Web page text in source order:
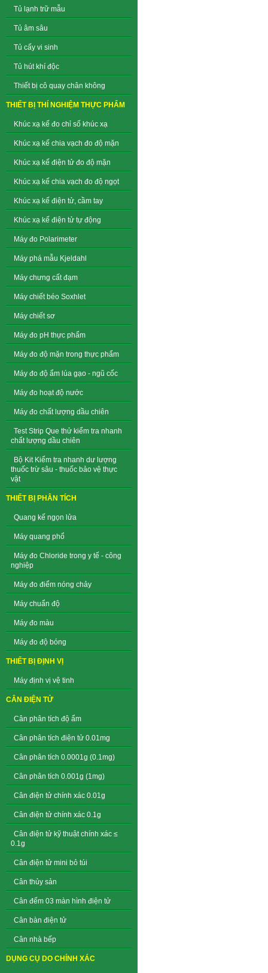
Tủ lạnh trữ mẫu
Tủ âm sâu
Tủ cấy vi sinh
Tủ hút khí độc
Thiết bị cô quay chân không
THIẾT BỊ THÍ NGHIỆM THỰC PHẨM
Khúc xạ kế đo chỉ số khúc xạ
Khúc xạ kế chia vạch đo độ mặn
Khúc xạ kế điện tử đo độ mặn
Khúc xạ kế chia vạch đo độ ngọt
Khúc xạ kế điện tử, cầm tay
Khúc xạ kế điện tử tự động
Máy đo Polarimeter
Máy phá mẫu Kjeldahl
Máy chưng cất đạm
Máy chiết béo Soxhlet
Máy chiết sơ
Máy đo pH thực phẩm
Máy đo độ mặn trong thực phẩm
Máy đo độ ẩm lúa gạo - ngũ cốc
Máy đo hoạt độ nước
Máy đo chất lượng dầu chiên
Test Strip Que thử kiểm tra nhanh
chất lượng dầu chiên
Bộ Kit Kiểm tra nhanh dư lượng
thuốc trừ sâu - thuốc bảo vệ thực
vật
THIẾT BỊ PHÂN TÍCH
Quang kế ngọn lửa
Máy quang phổ
Máy đo Chloride trong y tế - công
nghiệp
Máy đo điểm nóng chảy
Máy chuẩn độ
Máy đo màu
Máy đo độ bóng
THIẾT BỊ ĐỊNH VỊ
Máy định vị vệ tinh
CÂN ĐIỆN TỬ
Cân phân tích độ ẩm
Cân phân tích điện tử 0.01mg
Cân phân tích 0.0001g (0.1mg)
Cân phân tích 0.001g (1mg)
Cân điện tử chính xác 0.01g
Cân điện tử chính xác 0.1g
Cân điện tử kỹ thuật chính xác ≤
0.1g
Cân điện tử mini bỏ túi
Cân thủy sản
Cân đếm 03 màn hình điện tử
Cân bàn điện tử
Cân nhà bếp
DỤNG CỤ DO CHÍNH XÁC